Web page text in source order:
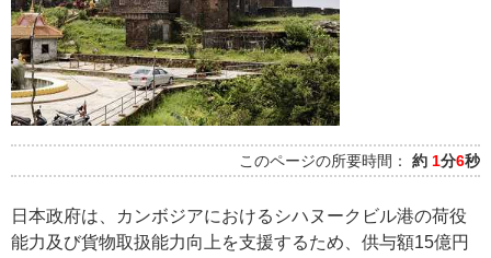
このページの所要時間： 約 1分6秒
日本政府は、カンボジアにおけるシハヌークビル港の荷役
能力及び貨物取扱能力向上を支援するため、供与額15億円